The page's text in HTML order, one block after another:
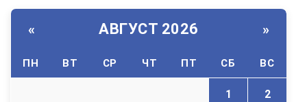
« АВГУСТ 2026 »
ПН ВТ СР ЧТ ПТ СБ ВС
1 2